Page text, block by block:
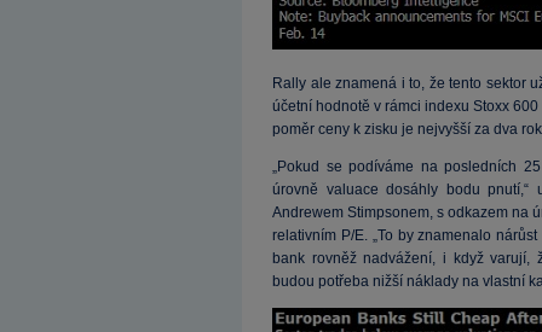
Rally ale znamená i to, že tento sektor
účetní hodnotě v rámci indexu Stoxx
poměr ceny k zisku je nejvyšší za dva
„Pokud se podíváme na posledních
úrovně valuace dosáhly bodu
Andrewem Stimpsonem, s odkazem na
relativním P/E. „To by znamenalo
bank rovněž nadvážení, i když varují,
budou potřeba nižší náklady na vlastní